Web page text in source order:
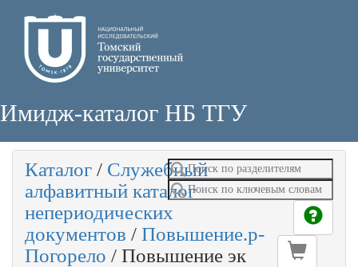
Имидж-каталог НБ ТГУ
Каталог / Служебный
алфавитный каталог
непериодических
документов / Повышение.р-
Погорело / Повышение эк